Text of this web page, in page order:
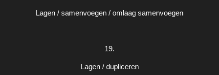
Lagen / samenvoegen / omlaag samenvoegen
19.
Lagen / dupliceren